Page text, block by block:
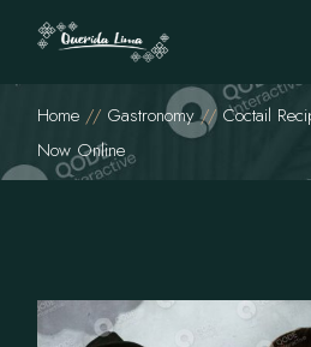
Home Gastronomy
Coctail
Now Online